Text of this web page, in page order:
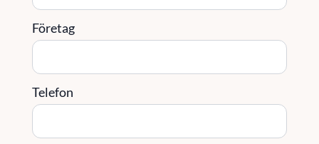
Företag
Telefon